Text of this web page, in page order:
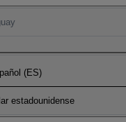
(ES)
estadounidense